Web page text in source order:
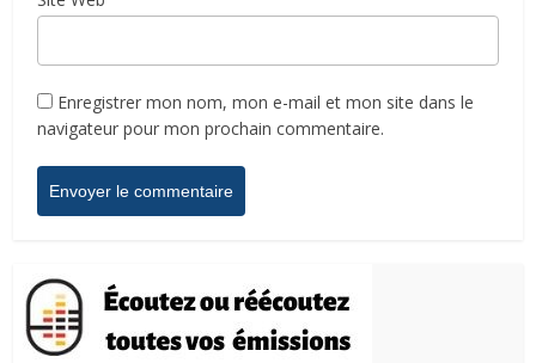
Enregistrer mon nom, mon e-mail et mon site dans le
navigateur pour mon prochain commentaire.